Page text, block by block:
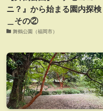
ニ？』から始まる園内探検
＿その②
舞鶴公園（福岡市）